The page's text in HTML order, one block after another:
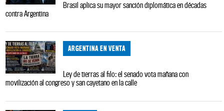
Brasil aplica su mayor sanción diplomática en décadas
contra Argentina
ARGENTINA EN VENTA
Ley de tierras al filo: el senado vota mañana con
movilización al congreso y san cayetano en la calle